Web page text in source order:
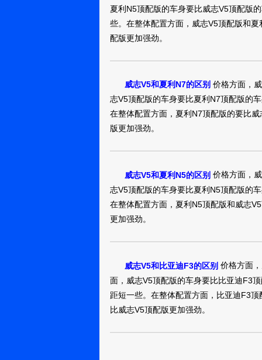
动力水平足以适
的。威志V5的车
前麦弗逊后扭力
的舒适性及整体
时候感觉心里没
灵便的目的。主
的尾灯组看起来
V5的内饰做工比
线非常不错，但
间，，但这样的
后备箱的空间并
力：威志V5配有
的话，还是很不
锦州：随枫而
去
真实油耗：油耗
比较熟悉的车企
这座三线城市里
比较流畅（不至
大的，当然，还
然的，本次随枫
大家选车有益！
是大众的呢 现在
款车只有手动档
2425(mm)，但相
还是顶腿的，得
场保有量大，相
感谢观赏！
锦州：北漂的
鬼子
真实油耗：1.5L
跑，大概要7个油
耗在6个多。，威
油耗绝对能达到
价位同界别的小
的普通出行了。
本职工作，柔软
尺寸的轮胎也用
锦州：大嘴男
我跑的路基本没
志V5各方面都是
么花里胡哨的外
在劣势了，它的
任何压迫感，后
个级别的小车能
细节上的不足，
青草
威志V52014
后比较满意的一
很杂，跑的里程
排量是1.5，而且
动机，在油耗方
票都是报销的，
是硬道理
威志V52014
买了就有点后悔
夏利N5顶配版的车身要比威志V5顶配版
些。在整体配置方面，威志V5顶配版和
配版更加强劲。
威志V5和夏利N7的区别 价格方面，
志V5顶配版的车身要比夏利N7顶配版的
在整体配置方面，夏利N7顶配版的要比
版更加强劲。
威志V5和夏利N5的区别 价格方面，
志V5顶配版的车身要比夏利N5顶配版的
在整体配置方面，夏利N5顶配版和威志
更加强劲。
威志V5和比亚迪F3的区别 价格方面
面，威志V5顶配版的车身要比比亚迪F3
距短一些。在整体配置方面，比亚迪F3
比威志V5顶配版更加强劲。